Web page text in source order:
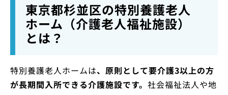
東京都杉並区の特別養護老人
ホーム（介護老人福祉施設）
とは？
特別養護老人ホームは、原則として要介護3以上の方
が長期間入所できる介護施設です。 社会福祉法人や地